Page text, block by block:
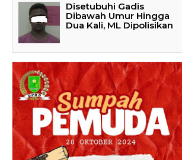
Disetubuhi Gadis
Dibawah Umur Hingga
Dua Kali, ML Dipolisikan